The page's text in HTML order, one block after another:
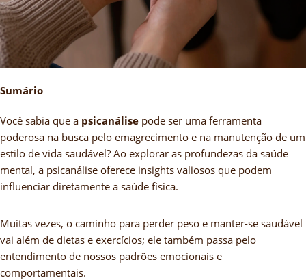
Sumário
Você sabia que a psicanálise pode ser uma ferramenta
poderosa na busca pelo emagrecimento e na manutenção de um
estilo de vida saudável? Ao explorar as profundezas da saúde
mental, a psicanálise oferece insights valiosos que podem
influenciar diretamente a saúde física.
Muitas vezes, o caminho para perder peso e manter-se saudável
vai além de dietas e exercícios; ele também passa pelo
entendimento de nossos padrões emocionais e
comportamentais.